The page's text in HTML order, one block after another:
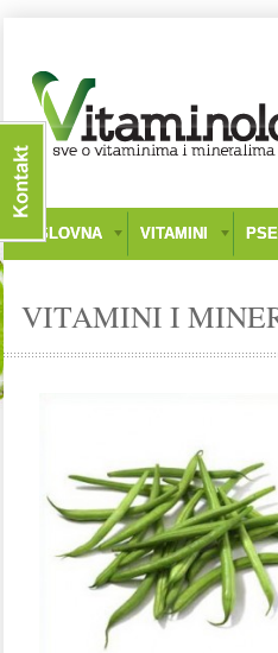
NASLOVNA VITAMINI
VITAMINI I